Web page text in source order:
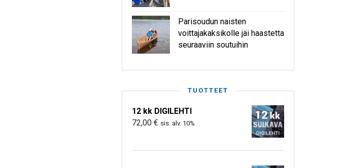
Parisoudun naisten
voittajakaksikolle jäi haastetta
seuraaviin soutuihin
TUOTTEET
12 kk DIGILEHTI
72,00 € sis. alv. 10%